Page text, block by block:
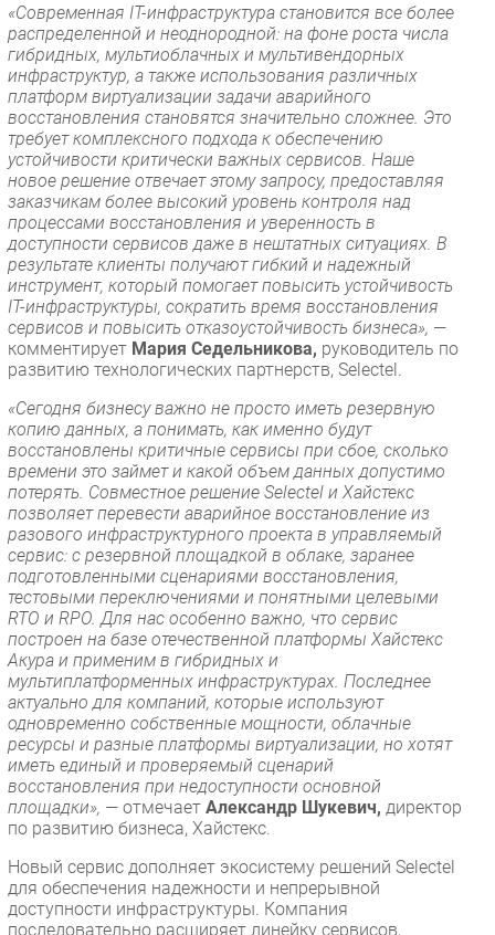
«Современная IT-инфраструктура становится все более
распределенной и неоднородной: на фоне роста числа
гибридных, мультиоблачных и мультивендорных
инфраструктур, а также использования различных
платформ виртуализации задачи аварийного
восстановления становятся значительно сложнее. Это
требует комплексного подхода к обеспечению
устойчивости критически важных сервисов. Наше
новое решение отвечает этому запросу, предоставляя
заказчикам более высокий уровень контроля над
процессами восстановления и уверенность в
доступности сервисов даже в нештатных ситуациях. В
результате клиенты получают гибкий и надежный
инструмент, который помогает повысить устойчивость
IT-инфраструктуры, сократить время восстановления
сервисов и повысить отказоустойчивость бизнеса», —
комментирует Мария Седельникова, руководитель по
развитию технологических партнерств, Selectel.
«Сегодня бизнесу важно не просто иметь резервную
копию данных, а понимать, как именно будут
восстановлены критичные сервисы при сбое, сколько
времени это займет и какой объем данных допустимо
потерять. Совместное решение Selectel и Хайстекс
позволяет перевести аварийное восстановление из
разового инфраструктурного проекта в управляемый
сервис: с резервной площадкой в облаке, заранее
подготовленными сценариями восстановления,
тестовыми переключениями и понятными целевыми
RTO и RPO. Для нас особенно важно, что сервис
построен на базе отечественной платформы Хайстекс
Акура и применим в гибридных и
мультиплатформенных инфраструктурах. Последнее
актуально для компаний, которые используют
одновременно собственные мощности, облачные
ресурсы и разные платформы виртуализации, но хотят
иметь единый и проверяемый сценарий
восстановления при недоступности основной
площадки», — отмечает Александр Шукевич, директор
по развитию бизнеса, Хайстекс.
Новый сервис дополняет экосистему решений Selectel
для обеспечения надежности и непрерывной
доступности инфраструктуры. Компания
последовательно расширяет линейку сервисов,